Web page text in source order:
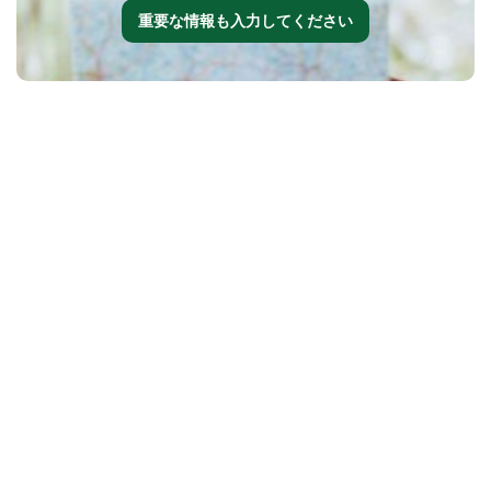
重要な情報も入力してください